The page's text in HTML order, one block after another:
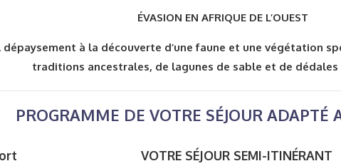
ÉVASION EN AFRIQUE DE L’OUEST
à la découverte d’une faune et une végétation
traditions ancestrales, de lagunes de sable et de dédales
PROGRAMME DE VOTRE SÉJOUR ADAPTÉ
VOTRE SÉJOUR SEMI-ITINÉRANT